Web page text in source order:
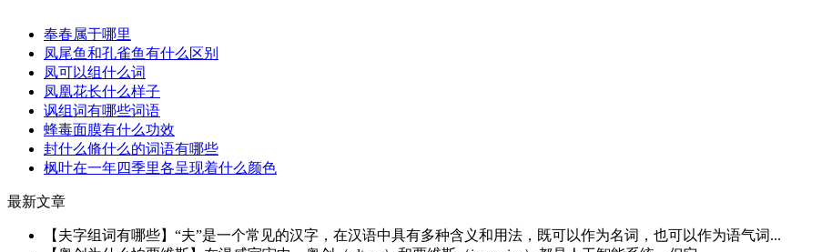
奉春属于哪里
凤尾鱼和孔雀鱼有什么区别
凤可以组什么词
凤凰花长什么样子
讽组词有哪些词语
蜂毒面膜有什么功效
封什么脩什么的词语有哪些
枫叶在一年四季里各呈现着什么颜色
最新文章
【夫字组词有哪些】“夫”是一个常见的汉字，在汉语中具有多种含义和用法，既可以作为名词，也可以作为语气词...